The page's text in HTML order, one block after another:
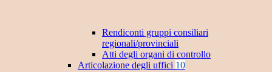
Rendiconti gruppi consiliari
regionali/provinciali
Atti degli organi di controllo
Articolazione degli uffici 10